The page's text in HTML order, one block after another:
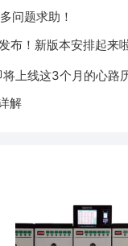
问题求助！
布！新版本安排起
上线这3个月的心路
解